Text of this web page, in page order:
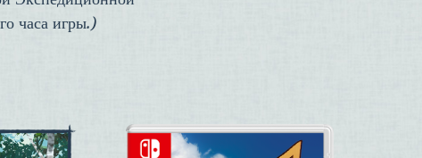
часа игры.)